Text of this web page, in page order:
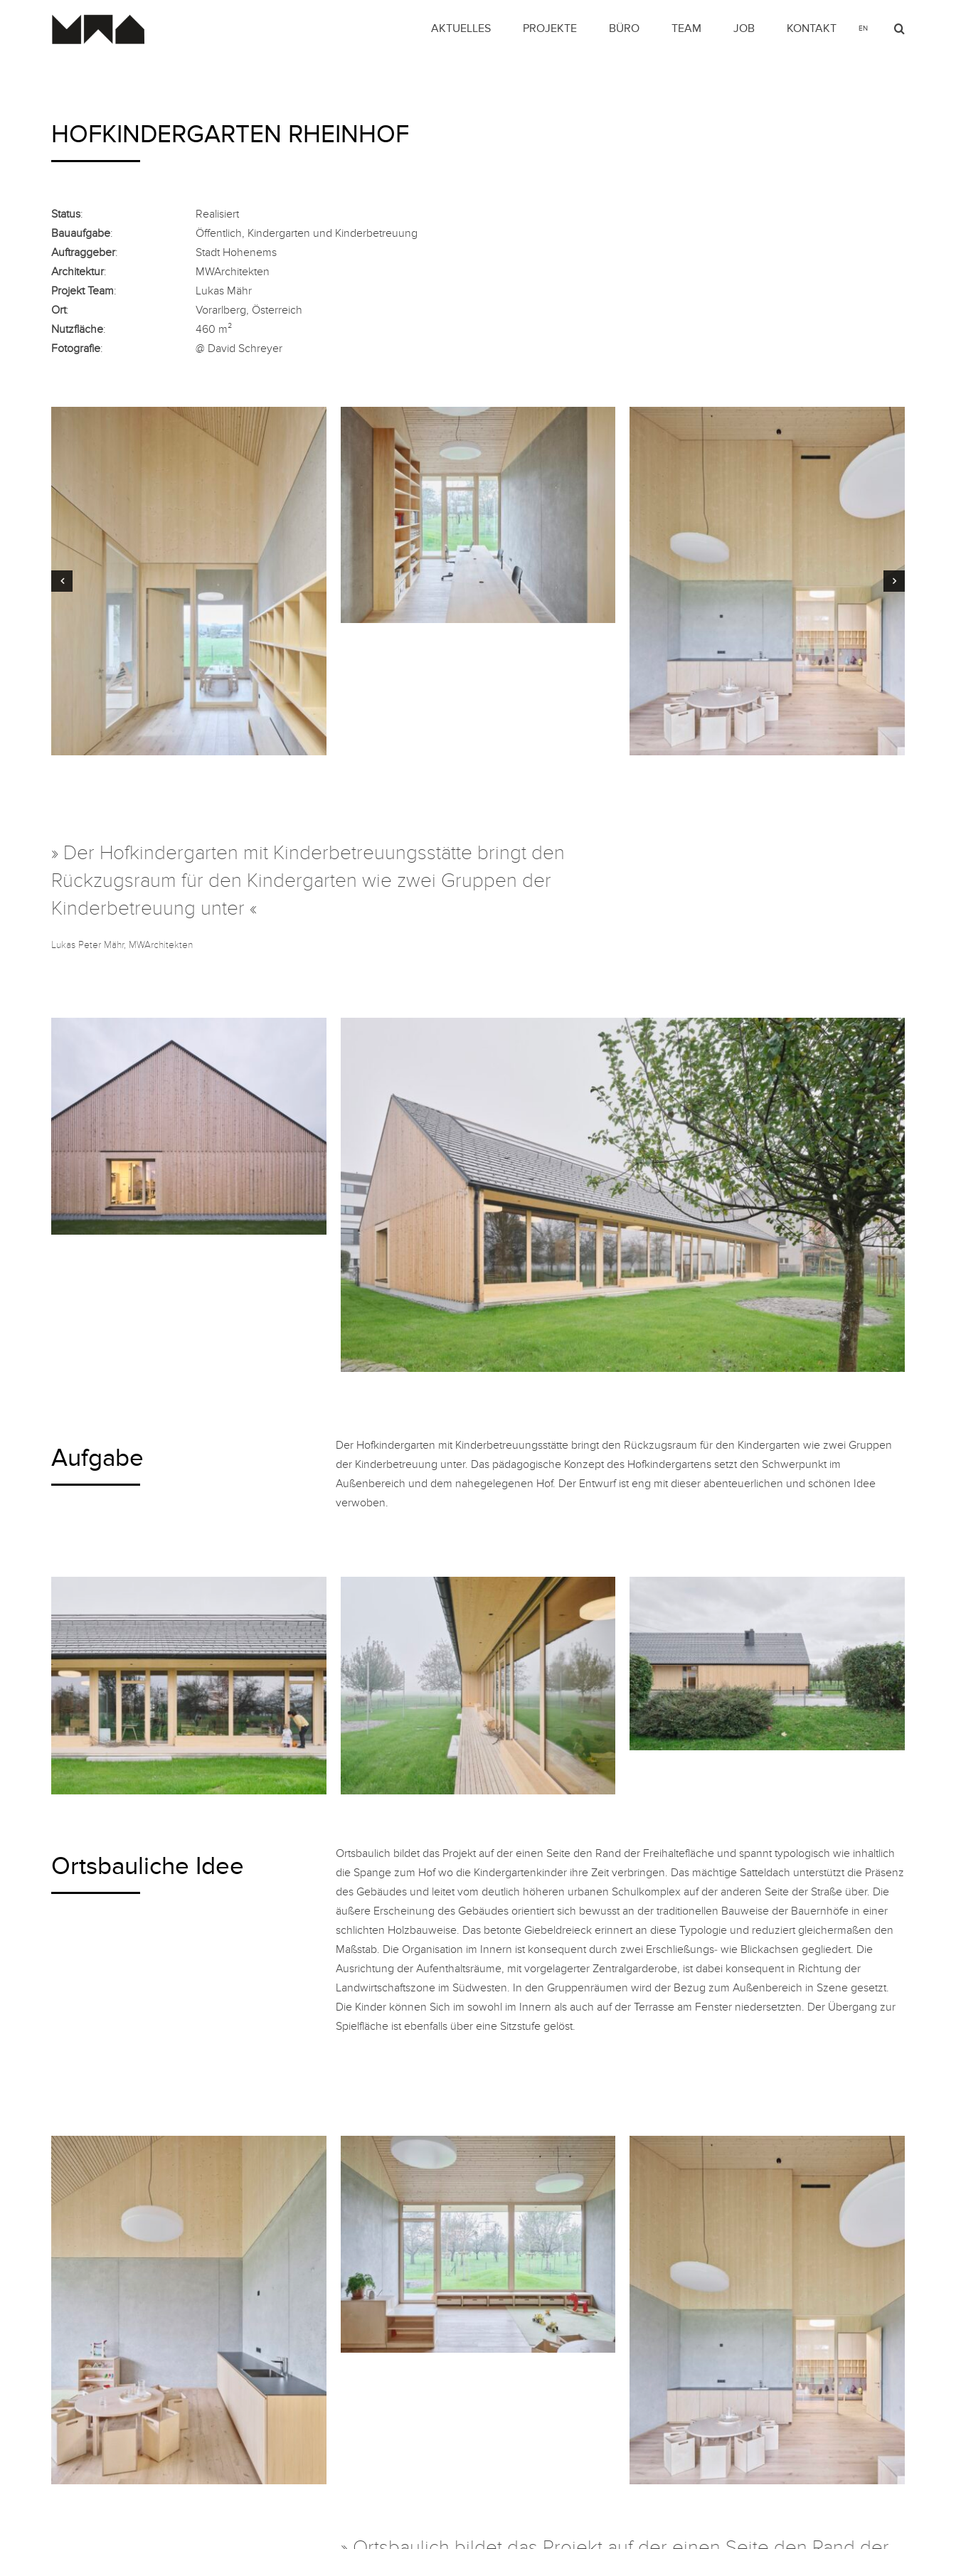
AKTUELLES PROJEKTE BÜRO TEAM JOB KONTAKT EN
HOFKINDERGARTEN RHEINHOF
Status:
Bauaufgabe:
Auftraggeber:
Architektur:
Projekt Team:
Ort:
Nutzfläche:
Fotografie:
Realisiert
Öffentlich, Kindergarten und Kinderbetreuung
Stadt Hohenems
MWArchitekten
Lukas Mähr
Vorarlberg, Österreich
460 m²
@ David Schreyer
» Der Hofkindergarten mit Kinderbetreuungsstätte bringt den
Rückzugsraum für den Kindergarten wie zwei Gruppen der
Kinderbetreuung unter «
Lukas Peter Mähr, MWArchitekten
Aufgabe
Der Hofkindergarten mit Kinderbetreuungsstätte bringt den Rückzugsraum für den Kindergarten wie zwei Gruppen
der Kinderbetreuung unter. Das pädagogische Konzept des Hofkindergartens setzt den Schwerpunkt im
Außenbereich und dem nahegelegenen Hof. Der Entwurf ist eng mit dieser abenteuerlichen und schönen Idee
verwoben.
Ortsbauliche Idee
Ortsbaulich bildet das Projekt auf der einen Seite den Rand der Freihaltefläche und spannt typologisch wie inhaltlich
die Spange zum Hof wo die Kindergartenkinder ihre Zeit verbringen. Das mächtige Satteldach unterstützt die Präsenz
des Gebäudes und leitet vom deutlich höheren urbanen Schulkomplex auf der anderen Seite der Straße über. Die
äußere Erscheinung des Gebäudes orientiert sich bewusst an der traditionellen Bauweise der Bauernhöfe in einer
schlichten Holzbauweise. Das betonte Giebeldreieck erinnert an diese Typologie und reduziert gleichermaßen den
Maßstab. Die Organisation im Innern ist konsequent durch zwei Erschließungs- wie Blickachsen gegliedert. Die
Ausrichtung der Aufenthaltsräume, mit vorgelagerter Zentralgarderobe, ist dabei konsequent in Richtung der
Landwirtschaftszone im Südwesten. In den Gruppenräumen wird der Bezug zum Außenbereich in Szene gesetzt.
Die Kinder können Sich im sowohl im Innern als auch auf der Terrasse am Fenster niedersetzten. Der Übergang zur
Spielfläche ist ebenfalls über eine Sitzstufe gelöst.